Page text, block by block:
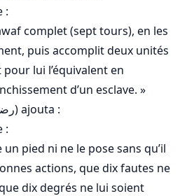
:
complet (sept tours), en les
puis accomplit deux unités
pour lui l’équivalent en
d’un esclave. »
Ibn ʿUmar (رضي الله عنهما) ajouta :
:
pied ni ne le pose sans qu’il
actions, que dix fautes ne
dix degrés ne lui soient